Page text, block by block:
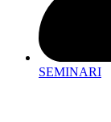
SEMINARI